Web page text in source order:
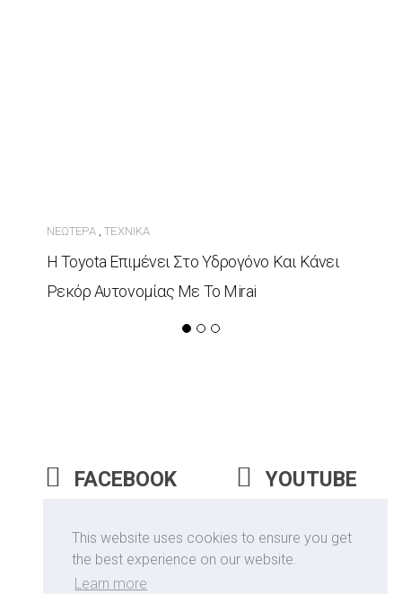
This website uses cookies to ensure you get
the best experience on our website.
Learn more
ΝΕΏΤΕΡΑ,ΤΕΧΝΙΚΆ
Η Toyota Επιμένει Στο Υδρογόνο Και Κάνει
Ρεκόρ Αυτονομίας Με Το Mirai
FACEBOOK
YOUTUBE
INSTAGRAM